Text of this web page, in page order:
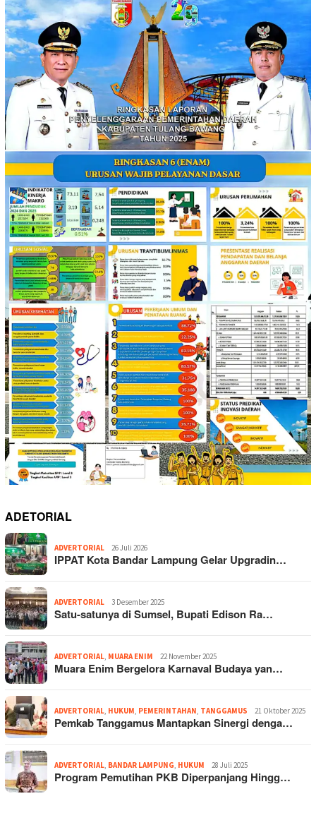
ADETORIAL
ADVERTORIAL 26 Juli 2026
IPPAT Kota Bandar Lampung Gelar Upgradin…
ADVERTORIAL 3 Desember 2025
Satu-satunya di Sumsel, Bupati Edison Ra…
ADVERTORIAL MUARA ENIM 22 November 2025
Muara Enim Bergelora Karnaval Budaya yan…
ADVERTORIAL HUKUM PEMERINTAHAN TANGGAMUS 21 Oktober 2025
Pemkab Tanggamus Mantapkan Sinergi denga…
ADVERTORIAL BANDAR LAMPUNG HUKUM 28 Juli 2025
Program Pemutihan PKB Diperpanjang Hingg…